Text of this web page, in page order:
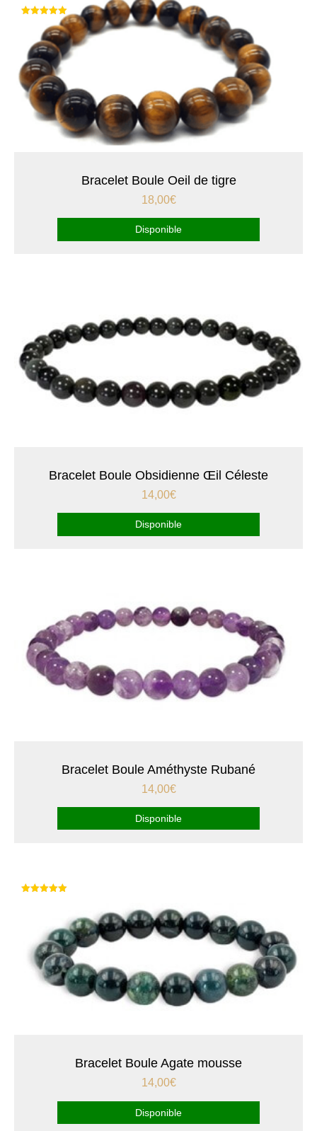
Bracelet Boule Oeil de tigre
sur 5
18,00€
Disponible
Bracelet Boule Obsidienne Œil Céleste
14,00€
Disponible
Bracelet Boule Améthyste Rubané
14,00€
Disponible
Bracelet Boule Agate mousse
14,00€
Disponible